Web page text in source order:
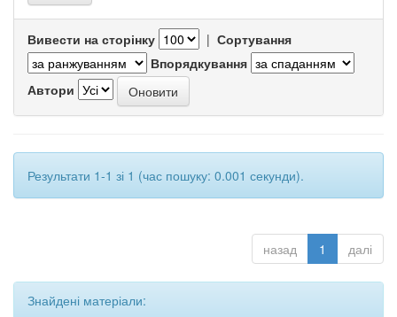
Вивести на сторінку | Сортування
Впорядкування
Автори
Результати 1-1 зі 1 (час пошуку: 0.001 секунди).
назад 1 далі
Знайдені матеріали: